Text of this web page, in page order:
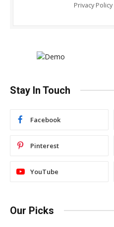
Privacy Policy
Stay In Touch
Facebook
Pinterest
YouTube
Our Picks